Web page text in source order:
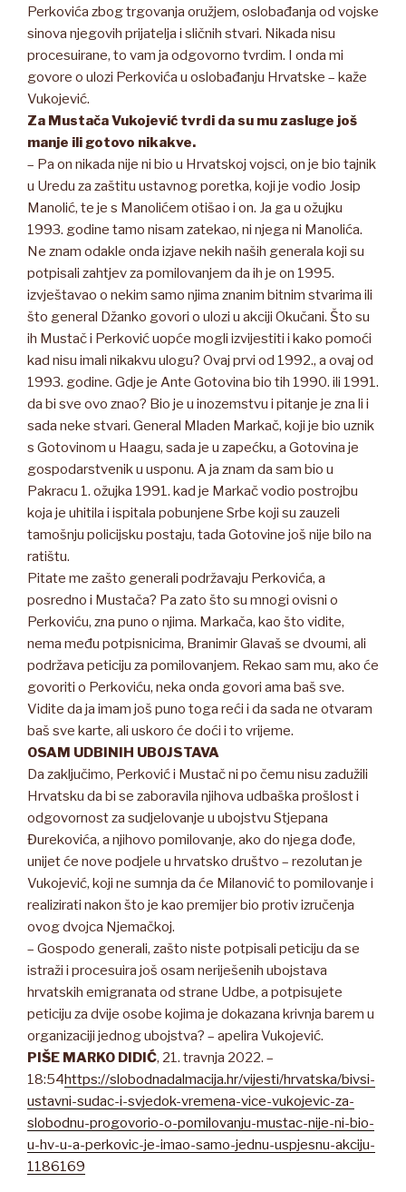
Perkovića zbog trgovanja oružjem, oslobađanja od vojske
sinova njegovih prijatelja i sličnih stvari. Nikada nisu
procesuirane, to vam ja odgovorno tvrdim. I onda mi
govore o ulozi Perkovića u oslobađanju Hrvatske – kaže
Vukojević.
Za Mustača Vukojević tvrdi da su mu zasluge još
manje ili gotovo nikakve.
– Pa on nikada nije ni bio u Hrvatskoj vojsci, on je bio tajnik
u Uredu za zaštitu ustavnog poretka, koji je vodio Josip
Manolić, te je s Manolićem otišao i on. Ja ga u ožujku
1993. godine tamo nisam zatekao, ni njega ni Manolića.
Ne znam odakle onda izjave nekih naših generala koji su
potpisali zahtjev za pomilovanjem da ih je on 1995.
izvještavao o nekim samo njima znanim bitnim stvarima ili
što general Džanko govori o ulozi u akciji Okučani. Što su
ih Mustač i Perković uopće mogli izvijestiti i kako pomoći
kad nisu imali nikakvu ulogu? Ovaj prvi od 1992., a ovaj od
1993. godine. Gdje je Ante Gotovina bio tih 1990. ili 1991.
da bi sve ovo znao? Bio je u inozemstvu i pitanje je zna li i
sada neke stvari. General Mladen Markač, koji je bio uznik
s Gotovinom u Haagu, sada je u zapećku, a Gotovina je
gospodarstvenik u usponu. A ja znam da sam bio u
Pakracu 1. ožujka 1991. kad je Markač vodio postrojbu
koja je uhitila i ispitala pobunjene Srbe koji su zauzeli
tamošnju policijsku postaju, tada Gotovine još nije bilo na
ratištu.
Pitate me zašto generali podržavaju Perkovića, a
posredno i Mustača? Pa zato što su mnogi ovisni o
Perkoviću, zna puno o njima. Markača, kao što vidite,
nema među potpisnicima, Branimir Glavaš se dvoumi, ali
podržava peticiju za pomilovanjem. Rekao sam mu, ako će
govoriti o Perkoviću, neka onda govori ama baš sve.
Vidite da ja imam još puno toga reći i da sada ne otvaram
baš sve karte, ali uskoro će doći i to vrijeme.
OSAM UDBINIH UBOJSTAVA
Da zaključimo, Perković i Mustač ni po čemu nisu zadužili
Hrvatsku da bi se zaboravila njihova udbaška prošlost i
odgovornost za sudjelovanje u ubojstvu Stjepana
Đurekovića, a njihovo pomilovanje, ako do njega dođe,
unijet će nove podjele u hrvatsko društvo – rezolutan je
Vukojević, koji ne sumnja da će Milanović to pomilovanje i
realizirati nakon što je kao premijer bio protiv izručenja
ovog dvojca Njemačkoj.
– Gospodo generali, zašto niste potpisali peticiju da se
istraži i procesuira još osam neriješenih ubojstava
hrvatskih emigranata od strane Udbe, a potpisujete
peticiju za dvije osobe kojima je dokazana krivnja barem u
organizaciji jednog ubojstva? – apelira Vukojević.
PIŠE MARKO DIDIĆ, 21. travnja 2022. –
18:54https://slobodnadalmacija.hr/vijesti/hrvatska/bivsi-
ustavni-sudac-i-svjedok-vremena-vice-vukojevic-za-
slobodnu-progovorio-o-pomilovanju-mustac-nije-ni-bio-
u-hv-u-a-perkovic-je-imao-samo-jednu-uspjesnu-akciju-
1186169